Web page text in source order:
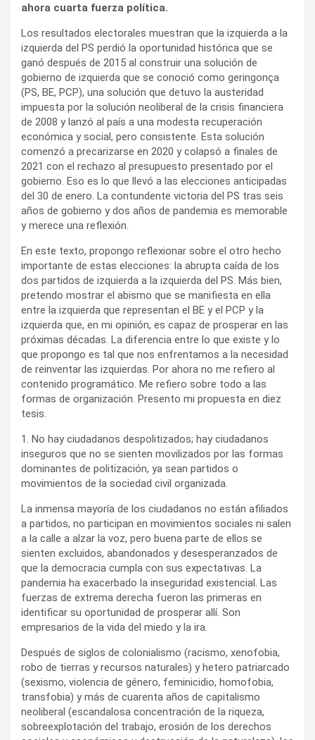
ahora cuarta fuerza política.
Los resultados electorales muestran que la izquierda a la
izquierda del PS perdió la oportunidad histórica que se
ganó después de 2015 al construir una solución de
gobierno de izquierda que se conoció como geringonça
(PS, BE, PCP), una solución que detuvo la austeridad
impuesta por la solución neoliberal de la crisis financiera
de 2008 y lanzó al país a una modesta recuperación
económica y social, pero consistente. Esta solución
comenzó a precarizarse en 2020 y colapsó a finales de
2021 con el rechazo al presupuesto presentado por el
gobierno. Eso es lo que llevó a las elecciones anticipadas
del 30 de enero. La contundente victoria del PS tras seis
años de gobierno y dos años de pandemia es memorable
y merece una reflexión.
En este texto, propongo reflexionar sobre el otro hecho
importante de estas elecciones: la abrupta caída de los
dos partidos de izquierda a la izquierda del PS. Más bien,
pretendo mostrar el abismo que se manifiesta en ella
entre la izquierda que representan el BE y el PCP y la
izquierda que, en mi opinión, es capaz de prosperar en las
próximas décadas. La diferencia entre lo que existe y lo
que propongo es tal que nos enfrentamos a la necesidad
de reinventar las izquierdas. Por ahora no me refiero al
contenido programático. Me refiero sobre todo a las
formas de organización. Presento mi propuesta en diez
tesis.
1. No hay ciudadanos despolitizados; hay ciudadanos
inseguros que no se sienten movilizados por las formas
dominantes de politización, ya sean partidos o
movimientos de la sociedad civil organizada.
La inmensa mayoría de los ciudadanos no están afiliados
a partidos, no participan en movimientos sociales ni salen
a la calle a alzar la voz, pero buena parte de ellos se
sienten excluidos, abandonados y desesperanzados de
que la democracia cumpla con sus expectativas. La
pandemia ha exacerbado la inseguridad existencial. Las
fuerzas de extrema derecha fueron las primeras en
identificar su oportunidad de prosperar allí. Son
empresarios de la vida del miedo y la ira.
Después de siglos de colonialismo (racismo, xenofobia,
robo de tierras y recursos naturales) y hetero patriarcado
(sexismo, violencia de género, feminicidio, homofobia,
transfobia) y más de cuarenta años de capitalismo
neoliberal (escandalosa concentración de la riqueza,
sobreexplotación del trabajo, erosión de los derechos